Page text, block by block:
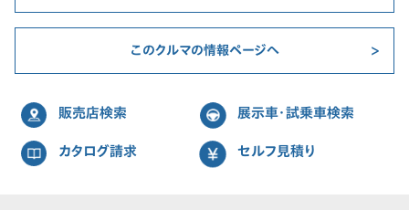
このクルマの情報ページへ
販売店検索 展示車・試乗車検索
カタログ請求 セルフ見積り